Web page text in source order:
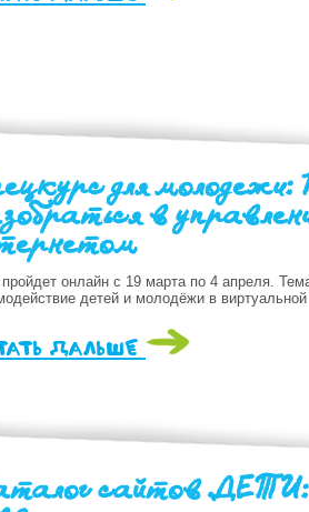
для
в
онлайн с 19 марта по 4 апреля.
детей и молодёжи в виртуальной
дальше
сайтов .ДЕТИ: